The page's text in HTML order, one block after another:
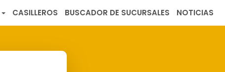
CASILLEROS BUSCADOR DE SUCURSALES NOTICIAS